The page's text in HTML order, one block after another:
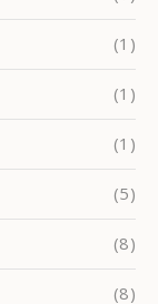
(1)
(1)
(1)
(5)
(8)
(8)